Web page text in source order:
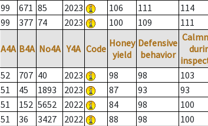
99 671 85 2023 106 111 114
99 377 74 2023 100 109 111
A4A B4A No4A Y4A Code Honey
yield
Defensive
behavior
52 707 40 2023 98 98 103
51 45 1893 2023 87 93 93
51 152 5652 2022 84 98 100
51 36 3427 2022 88 98 100